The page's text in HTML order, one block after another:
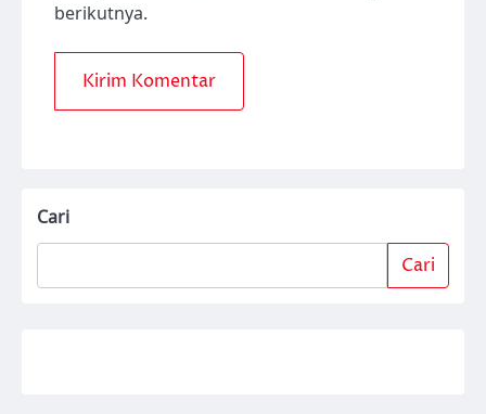
berikutnya.
Cari
Cari